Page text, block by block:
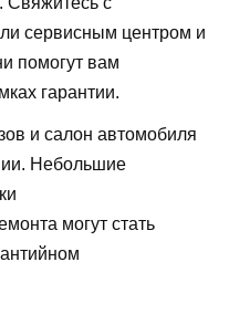
сервисным центром и
помогут вам
гарантии.
и салон автомобиля
Небольшие
могут стать